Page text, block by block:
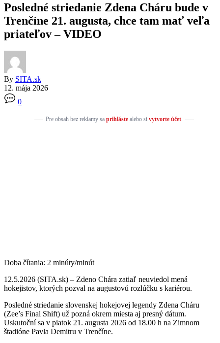
Posledné striedanie Zdena Cháru bude v
Trenčíne 21. augusta, chce tam mať veľa
priateľov – VIDEO
By SITA.sk
12. mája 2026
0
Pre obsah bez reklamy sa prihlástealebo si vytvorte účet.
Doba čítania: 2 minúty/minút
12.5.2026 (SITA.sk) – Zdeno Chára zatiaľ neuviedol mená
hokejistov, ktorých pozval na augustovú rozlúčku s kariérou.
Posledné striedanie slovenskej hokejovej legendy Zdena Cháru
(Zee’s Final Shift) už pozná okrem miesta aj presný dátum.
Uskutoční sa v piatok 21. augusta 2026 od 18.00 h na Zimnom
štadióne Pavla Demitru v Trenčíne.